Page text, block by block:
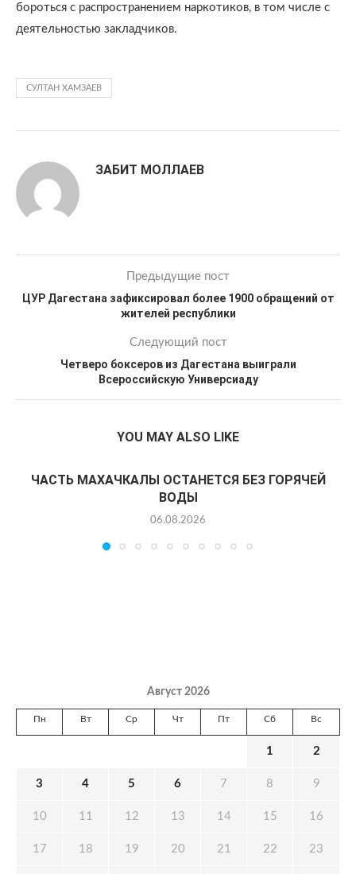
бороться с распространением наркотиков, в том числе с
деятельностью закладчиков.
СУЛТАН ХАМЗАЕВ
ЗАБИТ МОЛЛАЕВ
Предыдущие пост
ЦУР Дагестана зафиксировал более 1900 обращений от
жителей республики
Следующий пост
Четверо боксеров из Дагестана выиграли
Всероссийскую Универсиаду
YOU MAY ALSO LIKE
ЧАСТЬ МАХАЧКАЛЫ ОСТАНЕТСЯ БЕЗ ГОРЯЧЕЙ
ВОДЫ
06.08.2026
Август 2026
Пн Вт Ср Чт Пт Сб Вс
1 2
3 4 5 6 7 8 9
10 11 12 13 14 15 16
17 18 19 20 21 22 23